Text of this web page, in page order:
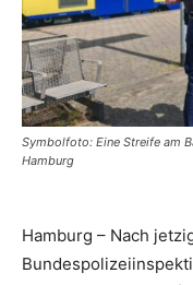
Symbolfoto: Eine Streife am
Hamburg
Hamburg – Nach